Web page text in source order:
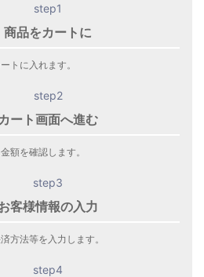
step1
商品をカートに
トに入れます。
step2
カート画面へ進む
額を確認します。
step3
客様情報の入力
方法等を入力します。
step4